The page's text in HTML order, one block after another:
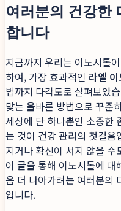
여러분의 건강한
합니다
지금까지 우리는 이노시톨
하여, 가장 효과적인 라엘
법까지 다각도로 살펴보았
맞는 올바른 방법으로 꾸준
세상에 단 하나뿐인 소중한
는 것이 건강 관리의 첫걸음
지거나 확신이 서지 않을
이 글을 통해 이노시톨에 대
음 더 나아가려는 여러분의
입니다.